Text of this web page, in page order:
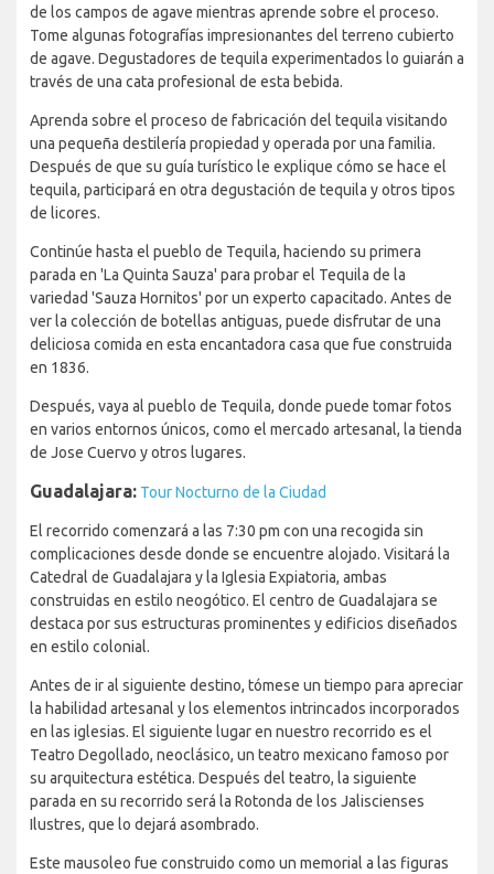
de los campos de agave mientras aprende sobre el proceso.
Tome algunas fotografías impresionantes del terreno cubierto
de agave. Degustadores de tequila experimentados lo guiarán a
través de una cata profesional de esta bebida.
Aprenda sobre el proceso de fabricación del tequila visitando
una pequeña destilería propiedad y operada por una familia.
Después de que su guía turístico le explique cómo se hace el
tequila, participará en otra degustación de tequila y otros tipos
de licores.
Continúe hasta el pueblo de Tequila, haciendo su primera
parada en 'La Quinta Sauza' para probar el Tequila de la
variedad 'Sauza Hornitos' por un experto capacitado. Antes de
ver la colección de botellas antiguas, puede disfrutar de una
deliciosa comida en esta encantadora casa que fue construida
en 1836.
Después, vaya al pueblo de Tequila, donde puede tomar fotos
en varios entornos únicos, como el mercado artesanal, la tienda
de Jose Cuervo y otros lugares.
Guadalajara: Tour Nocturno de la Ciudad
El recorrido comenzará a las 7:30 pm con una recogida sin
complicaciones desde donde se encuentre alojado. Visitará la
Catedral de Guadalajara y la Iglesia Expiatoria, ambas
construidas en estilo neogótico. El centro de Guadalajara se
destaca por sus estructuras prominentes y edificios diseñados
en estilo colonial.
Antes de ir al siguiente destino, tómese un tiempo para apreciar
la habilidad artesanal y los elementos intrincados incorporados
en las iglesias. El siguiente lugar en nuestro recorrido es el
Teatro Degollado, neoclásico, un teatro mexicano famoso por
su arquitectura estética. Después del teatro, la siguiente
parada en su recorrido será la Rotonda de los Jaliscienses
Ilustres, que lo dejará asombrado.
Este mausoleo fue construido como un memorial a las figuras